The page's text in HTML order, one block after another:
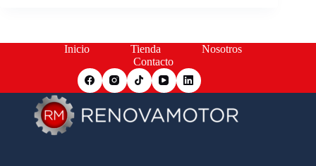
Inicio Tienda
Nosotros
Contacto